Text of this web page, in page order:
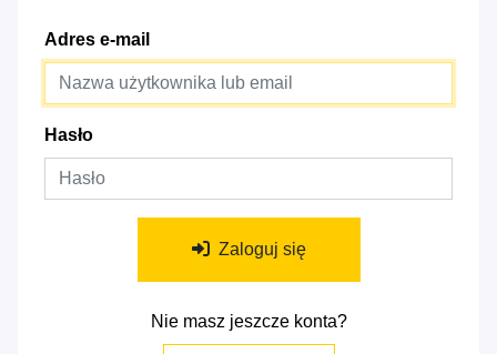
Adres e-mail
Hasło
Zaloguj się
Nie masz jeszcze konta?